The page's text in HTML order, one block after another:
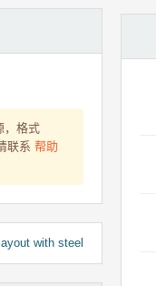
，格式
联系 帮助
with steel